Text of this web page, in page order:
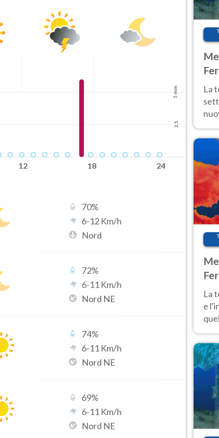
Ora fine
08-08T
5 mm
2.5
12 18 24
70%
6-12 Km/h
Nord
72%
6-11 Km/h
Nord NE
74%
6-11 Km/h
Nord NE
69%
6-11 Km/h
Nord NE
La
La
e